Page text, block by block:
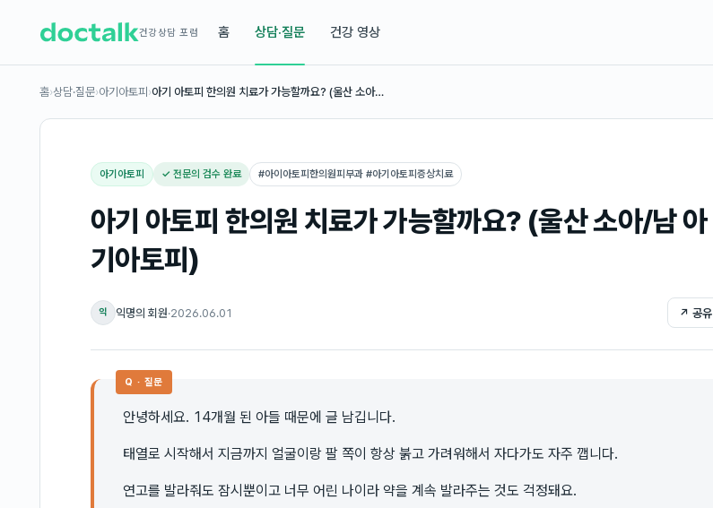
건강상담 포럼 홈 상담·질문 건강 영상
홈›상담·질문›아기아토피 ›아기 아토피 한의원 치료가 가능할까요? (울산 소아…
아기아토피 ✓ 전문의 검수 완료 #아이아토피한의원피부과 #아기아토피증상치료
아기 아토피 한의원 치료가 가능할까요? (울산 소아/남 아
기아토피)
익 익명의 회원·2026.06.01 ↗ 공유
Q · 질문
안녕하세요. 14개월 된 아들 때문에 글 남깁니다.
태열로 시작해서 지금까지 얼굴이랑 팔 쪽이 항상 붉고 가려워해서 자다가도 자주 깹니다.
연고를 발라줘도 잠시뿐이고 너무 어린 나이라 약을 계속 발라주는 것도 걱정돼요.